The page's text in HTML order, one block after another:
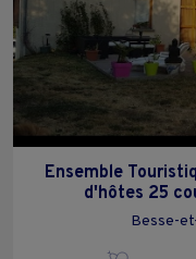
Ensemble
d'hôtes 25
Besse-